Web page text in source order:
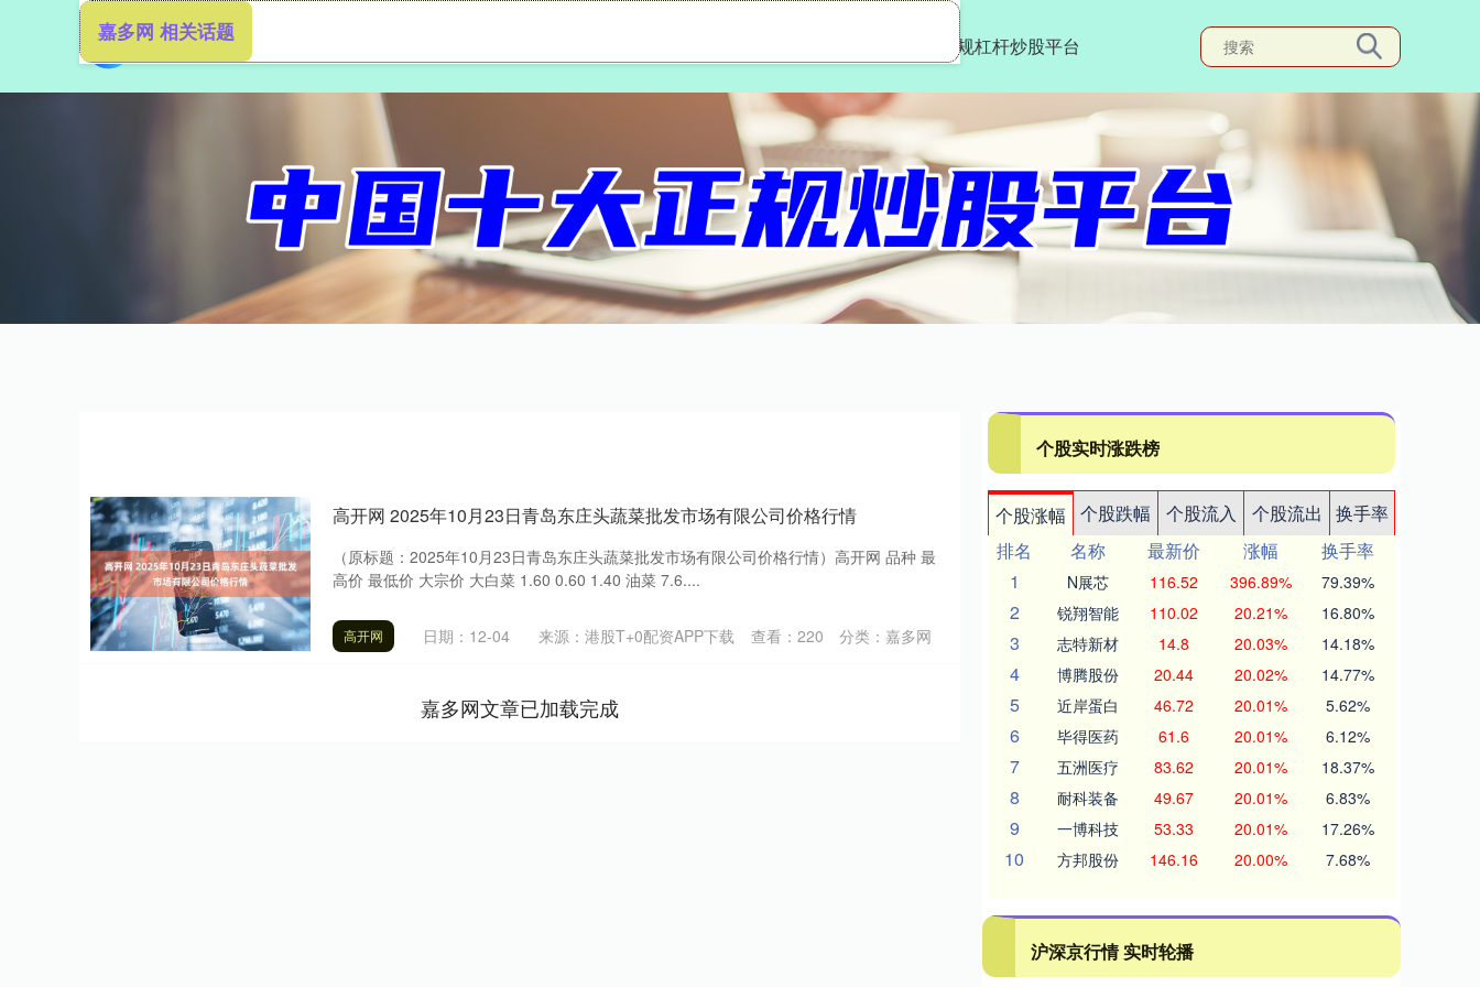
正规杠杆炒股平台
嘉多网 相关话题
高开网 2025年10月23日青岛东庄头蔬菜批发市场有限公司价格行情
（原标题：2025年10月23日青岛东庄头蔬菜批发市场有限公司价格行情）高开网 品种 最
高价 最低价 大宗价 大白菜 1.60 0.60 1.40 油菜 7.6....
高开网 日期：12-04 来源：港股T+0配资APP下载 查看：220 分类：嘉多网
嘉多网文章已加载完成
个股实时涨跌榜
个股涨幅 个股跌幅 个股流入 个股流出
换手率
排名
名称 最新价 涨幅
换手率
1
N展芯 116.52 396.89% 79.39%
2 锐翔智能 110.02 20.21% 16.80%
3 志特新材 14.8 20.03% 14.18%
4 博腾股份 20.44 20.02% 14.77%
5 近岸蛋白 46.72 20.01% 5.62%
6 毕得医药 61.6 20.01% 6.12%
7 五洲医疗 83.62 20.01% 18.37%
8 耐科装备 49.67 20.01% 6.83%
9 一博科技 53.33 20.01% 17.26%
10 方邦股份 146.16 20.00% 7.68%
沪深京行情 实时轮播